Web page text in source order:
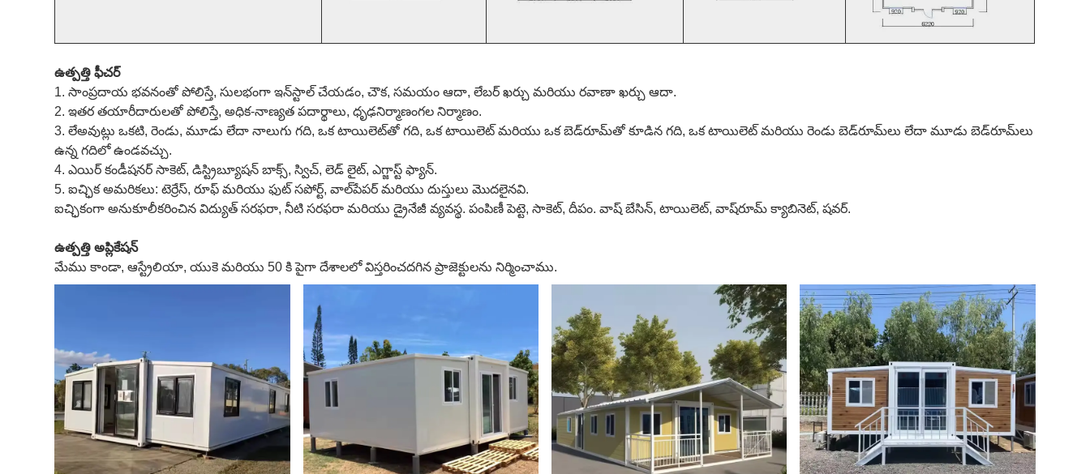
ఉత్పత్తి ఫీచర్
1. సాంప్రదాయ భవనంతో పోలిస్తే, సులభంగా ఇన్‌స్టాల్ చేయడం, చౌక, సమయం ఆదా, లేబర్ ఖర్చు మరియు రవాణా ఖర్చు ఆదా.
2. ఇతర తయారీదారులతో పోలిస్తే, అధిక-నాణ్యత పదార్థాలు, ధృఢనిర్మాణంగల నిర్మాణం.
3. లేఅవుట్లు ఒకటి, రెండు, మూడు లేదా నాలుగు గది, ఒక టాయిలెట్‌తో గది, ఒక టాయిలెట్ మరియు ఒక బెడ్‌రూమ్‌తో కూడిన గది, ఒక టాయిలెట్ మరియు రెండు బెడ్‌రూమ్‌లు లేదా మూడు బెడ్‌రూమ్‌లు
ఉన్న గదిలో ఉండవచ్చు.
4. ఎయిర్ కండీషనర్ సాకెట్, డిస్ట్రిబ్యూషన్ బాక్స్, స్విచ్, లెడ్ లైట్, ఎగ్జాస్ట్ ఫ్యాన్.
5. ఐచ్ఛిక అమరికలు: టెర్రేస్, రూఫ్ మరియు ఫుట్ సపోర్ట్, వాల్‌పేపర్ మరియు దుస్తులు మొదలైనవి.
ఐచ్ఛికంగా అనుకూలీకరించిన విద్యుత్ సరఫరా, నీటి సరఫరా మరియు డ్రైనేజీ వ్యవస్థ. పంపిణీ పెట్టె, సాకెట్, దీపం. వాష్ బేసిన్, టాయిలెట్, వాష్‌రూమ్ క్యాబినెట్, షవర్.
ఉత్పత్తి అప్లికేషన్
మేము కాండా, ఆస్ట్రేలియా, యుకె మరియు 50 కి పైగా దేశాలలో విస్తరించదగిన ప్రాజెక్టులను నిర్మించాము.